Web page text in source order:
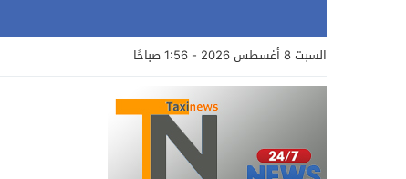
السبت 8 أغسطس 2026 - 1:56 صباحًا